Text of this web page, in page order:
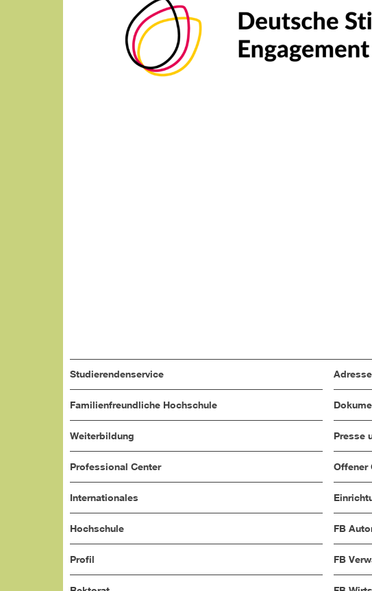
Studierendenservice
Familienfreundliche Hochschule
Weiterbildung
Professional Center
Internationales
Hochschule
Profil
Presse
Offener
FB
FB